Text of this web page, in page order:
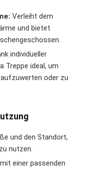
Verleiht dem
und bietet
individueller
Treppe ideal, um
oder zu
und den Standort,
nutzen.
einer passenden